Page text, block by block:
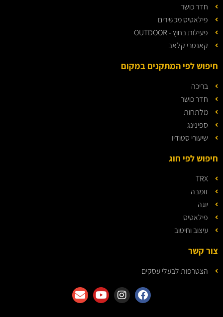
חדר כושר
פילאטיס מכשירים
פעילות בחוץ - OUTDOOR
קאנטרי קלאב
חיפוש לפי המתקנים במקום
בריכה
חדר כושר
מלתחות
ספינינג
שיעורי סטודיו
חיפוש לפי חוג
TRX
זומבה
יוגה
פילאטיס
עיצוב וחיטוב
צור קשר
הצטרפות לבעלי עסקים